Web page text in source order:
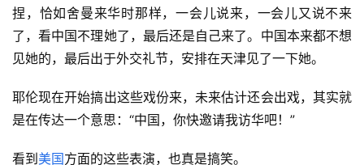
捏，恰如舍曼来华时那样，一会儿说来，一会儿又说不来
了，看中国不理她了，最后还是自己来了。中国本来都不想
见她的，最后出于外交礼节，安排在天津见了一下她。
耶伦现在开始搞出这些戏份来，未来估计还会出戏，其实就
是在传达一个意思：“中国，你快邀请我访华吧！”
看到 美国方面的这些表演，也真是搞笑。